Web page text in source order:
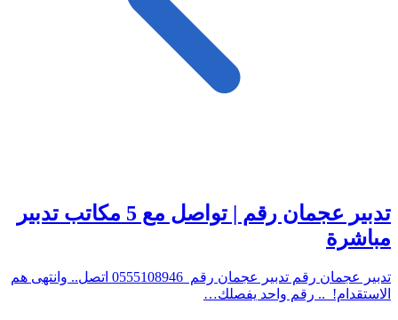
تدبير عجمان رقم | تواصل مع 5 مكاتب تدبير
مباشرة
تدبير عجمان رقم تدبير عجمان رقم 0555108946 اتصل.. وانتهى هم
الاستقدام! .. رقم واحد يفصلك…